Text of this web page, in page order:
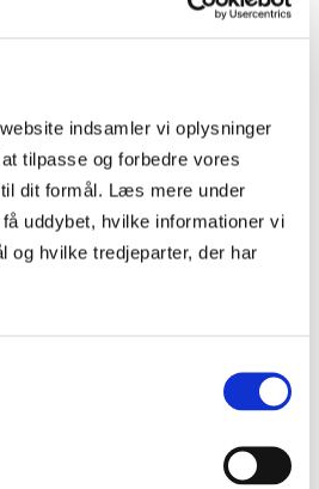
indsamler vi oplysninger
tilpasse og forbedre vores
dit formål. Læs mere under
uddybet, hvilke informationer vi
og hvilke tredjeparter, der har